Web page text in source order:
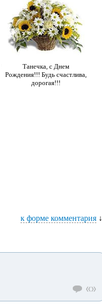
Танечка, с Днем
Рождения!!! Будь счастлива,
дорогая!!!
к форме комментария ↓